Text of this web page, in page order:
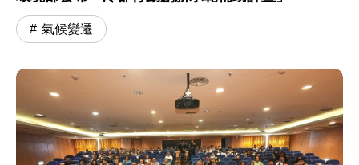
氣候變遷